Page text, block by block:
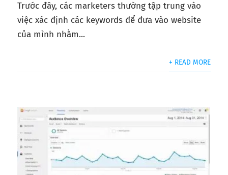
Trước đây, các marketers thường tập trung vào
việc xác định các keywords để đưa vào website
của mình nhằm...
+ READ MORE